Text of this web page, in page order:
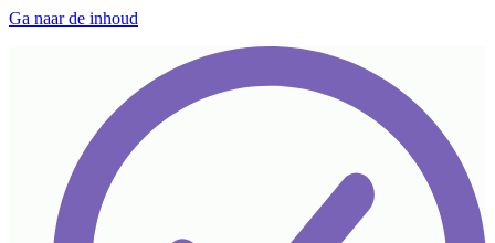
Ga naar de inhoud